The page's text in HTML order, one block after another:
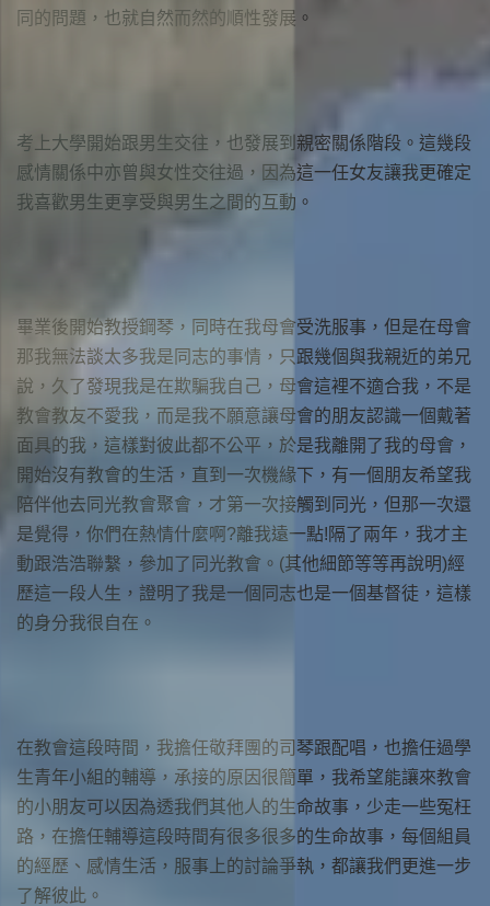
同的問題，也就自然而然的順性發展。
考上大學開始跟男生交往，也發展到親密關係階段。這幾段
感情關係中亦曾與女性交往過，因為這一任女友讓我更確定
我喜歡男生更享受與男生之間的互動。
畢業後開始教授鋼琴，同時在我母會受洗服事，但是在母會
那我無法談太多我是同志的事情，只跟幾個與我親近的弟兄
說，久了發現我是在欺騙我自己，母會這裡不適合我，不是
教會教友不愛我，而是我不願意讓母會的朋友認識一個戴著
面具的我，這樣對彼此都不公平，於是我離開了我的母會，
開始沒有教會的生活，直到一次機緣下，有一個朋友希望我
陪伴他去同光教會聚會，才第一次接觸到同光，但那一次還
是覺得，你們在熱情什麼啊?離我遠一點!隔了兩年，我才主
動跟浩浩聯繫，參加了同光教會。(其他細節等等再說明)經
歷這一段人生，證明了我是一個同志也是一個基督徒，這樣
的身分我很自在。
在教會這段時間，我擔任敬拜團的司琴跟配唱，也擔任過學
生青年小組的輔導，承接的原因很簡單，我希望能讓來教會
的小朋友可以因為透我們其他人的生命故事，少走一些冤枉
路，在擔任輔導這段時間有很多很多的生命故事，每個組員
的經歷、感情生活，服事上的討論爭執，都讓我們更進一步
了解彼此。